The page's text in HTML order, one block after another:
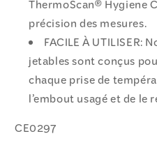
ThermoScan® Hygiene
précision des mesures.
FACILE À UTILISER:
jetables sont conçus
chaque prise de
l’embout usagé et de le
CE0297